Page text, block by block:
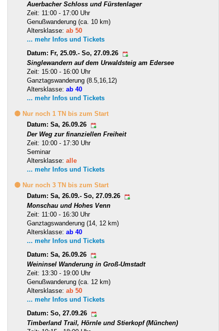
Auerbacher Schloss und Fürstenlager
Zeit: 11:00 - 17:00 Uhr
Genußwanderung (ca. 10 km)
Altersklasse: ab 50
... mehr Infos und Tickets
Datum: Fr, 25.09.- So, 27.09.26
Singlewandern auf dem Urwaldsteig am Edersee
Zeit: 15:00 - 16:00 Uhr
Ganztagswanderung (8.5,16,12)
Altersklasse: ab 40
... mehr Infos und Tickets
🟡 Nur noch 1 TN bis zum Start
Datum: Sa, 26.09.26
Der Weg zur finanziellen Freiheit
Zeit: 10:00 - 17:30 Uhr
Seminar
Altersklasse: alle
... mehr Infos und Tickets
🟡 Nur noch 3 TN bis zum Start
Datum: Sa, 26.09.- So, 27.09.26
Monschau und Hohes Venn
Zeit: 11:00 - 16:30 Uhr
Ganztagswanderung (14, 12 km)
Altersklasse: ab 40
... mehr Infos und Tickets
Datum: Sa, 26.09.26
Weininsel Wanderung in Groß-Umstadt
Zeit: 13:30 - 19:00 Uhr
Genußwanderung (ca. 12 km)
Altersklasse: ab 50
... mehr Infos und Tickets
Datum: So, 27.09.26
Timberland Trail, Hörnle und Stierkopf (München)